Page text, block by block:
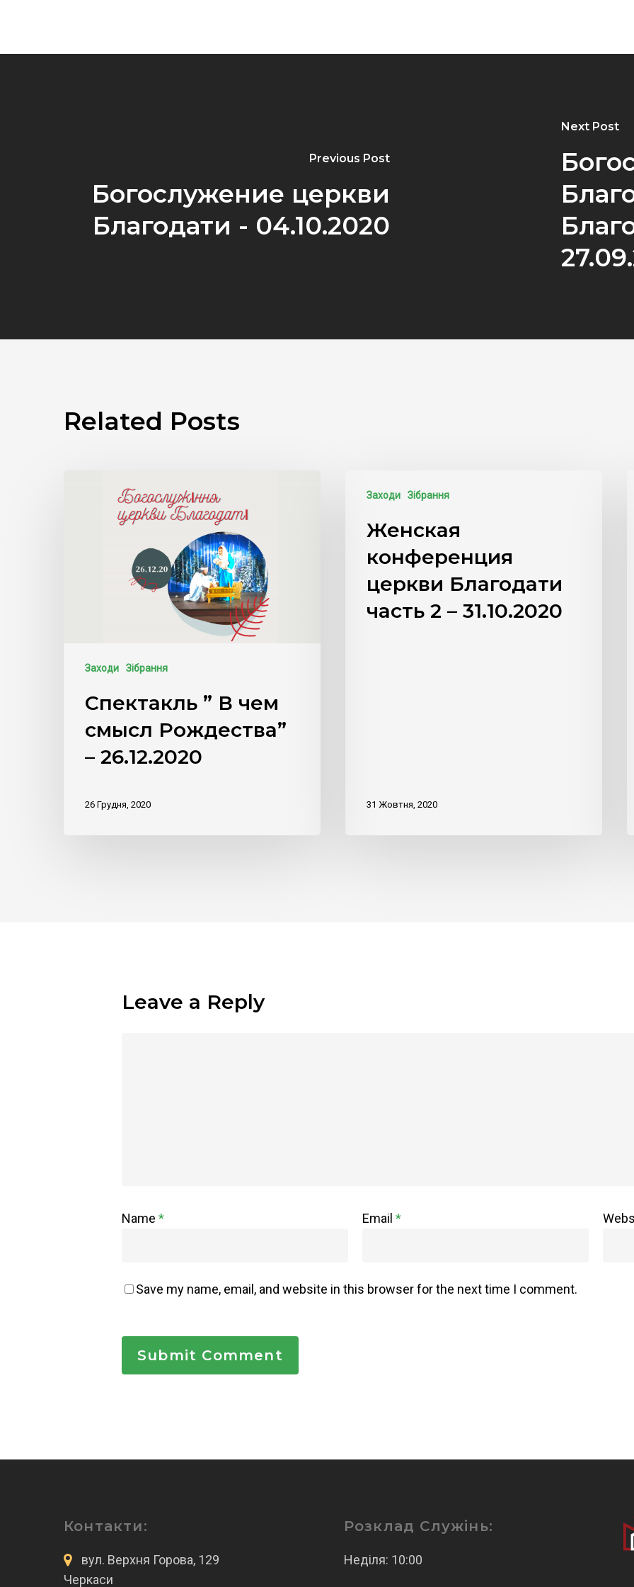
Previous Post
Богослужение церкви
Благодати - 04.10.2020
Next Post
Related Posts
Заходи Зібрання
Спектакль ” В чем
смысл Рождества”
– 26.12.2020
26 Грудня, 2020
Заходи Зібрання
Женская
конференция
церкви Благодати
часть 2 – 31.10.2020
31 Жовтня, 2020
Leave a Reply
Name * Email *
Save my name, email, and website in this browser for the next time I comment.
Контакти:
вул. Верхня Горова, 129
Черкаси
Розклад Служінь:
Неділя: 10:00